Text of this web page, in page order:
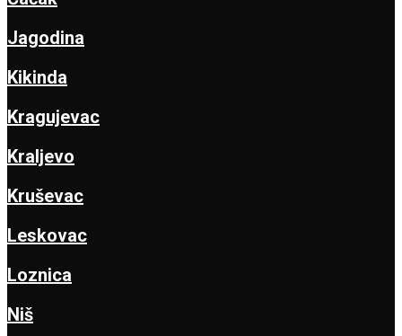
Jagodina
Kikinda
Kragujevac
Kraljevo
Kruševac
Leskovac
Loznica
Niš